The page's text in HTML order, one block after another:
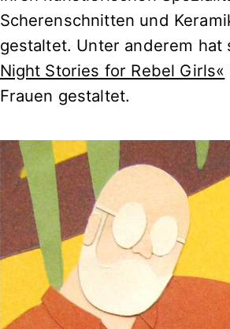
Scherenschnitten und
gestaltet. Unter anderem
Night Stories for Rebel Girls«
Frauen gestaltet.